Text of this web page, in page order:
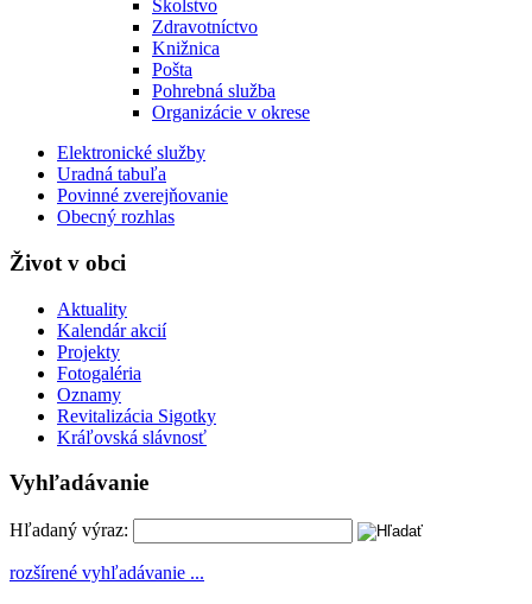
Školstvo
Zdravotníctvo
Knižnica
Pošta
Pohrebná služba
Organizácie v okrese
Elektronické služby
Uradná tabuľa
Povinné zverejňovanie
Obecný rozhlas
Život v obci
Aktuality
Kalendár akcií
Projekty
Fotogaléria
Oznamy
Revitalizácia Sigotky
Kráľovská slávnosť
Vyhľadávanie
Hľadaný výraz:
rozšírené vyhľadávanie ...